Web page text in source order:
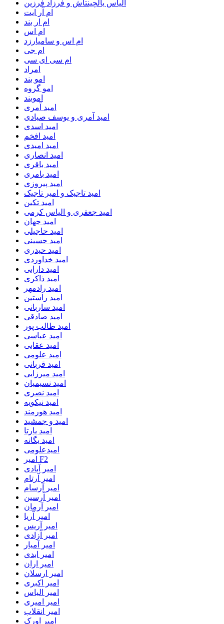
الیاس یالچینتاش و فرزاد فرزین
ام آر ایت
ام‌ ار بند
ام اس
ام اس و سامیارزد
ام جی
ام سی ای سی
امراد
امو بند
امو گروه
اموبند
امید آمری
امید آمری و یوسف صیادی
امید اسدی
امید افخم
امید امیدی
امید انصاری
امید باقری
امید بامری
امید پیروزی
امید تاجیک و امیر تاجیک
امید تکین
امید جعفری و الیاس کرمی
امید جهان
امید حاجیلی
امید حسینی
امید حیدری
امید خداوردی
امید دارابی
امید ذاکری
امید رادمهر
امید راستین
امید ساربانی
امید صادقی
امید طالب پور
امید عباسی
امید عقابی
امید علومی
امید قربانی
امید میرزایی
امید نسیمیان
امید نصری
امید نیکویه
امید هورمند
امید و جمشید
امید یارتا
امید یگانه
امیدعلومی
امیر F2
امیر آبادی
امیر آرتام
امیر آرسام
امیر آرسین
امیر آرمان
امیر آریا
امیر آریس
امیر آزادی
امیر آمیار
امیر ابدی
امیر اران
امیر ارسلان
امیر اکبری
امیر الیاس
امیر امیری
امیر انقلاب
امیر اورک